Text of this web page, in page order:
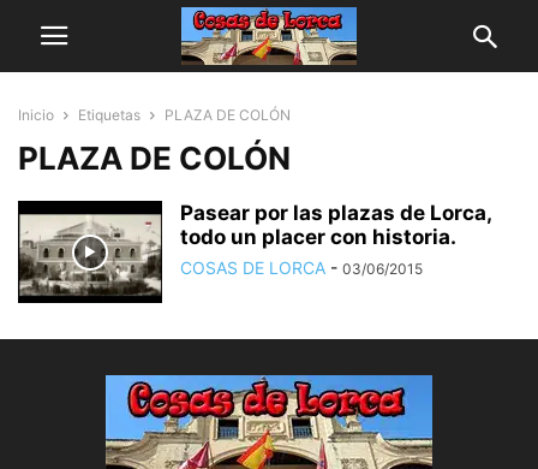
Inicio Etiquetas PLAZA DE COLÓN
PLAZA DE COLÓN
Pasear por las plazas de Lorca,
todo un placer con historia.
COSAS DE LORCA - 03/06/2015